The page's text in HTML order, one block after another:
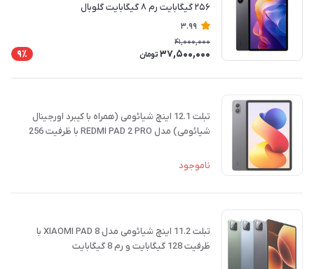
۲۵۶ گیگابایت رم ۸ گیگابایت گلوبال
3.99
41,000,000
37,500,000 تومان 9٪
تبلت 12.1 اینچ شیائومی (همراه با کیبرد اورجینال
شیائومی) مدل REDMI PAD 2 PRO با ظرفیت 256
ناموجود
تبلت 11.2 اینچ شیائومی مدل XIAOMI PAD 8 با
ظرفیت 128 گیگابایت و رم 8 گیگابایت